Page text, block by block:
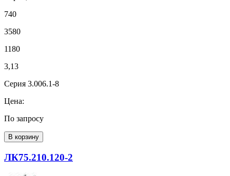
740
3580
1180
3,13
Серия 3.006.1-8
Цена:
По запросу
В корзину
ЛК75.210.120-2